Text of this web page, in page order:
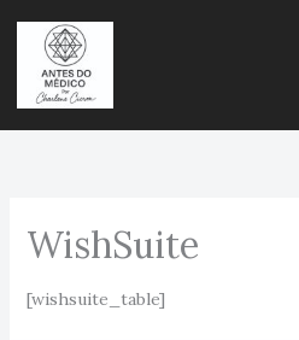
content
WishSuite
[wishsuite_table]